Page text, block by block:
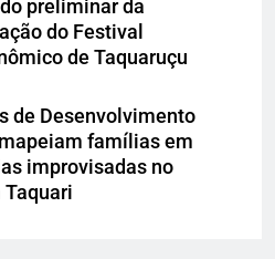
preliminar da
do Festival
de Taquaruçu
de Desenvolvimento
famílias em
improvisadas no